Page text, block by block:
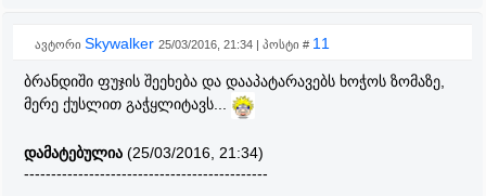
ავტორი Skywalker 25/03/2016, 21:34 | პოსტი # 11
ბრანდიში ფუჯის შეეხება და დააპატარავებს ხოჭოს ზომაზე,
მერე ქუსლით გაჭყლიტავს...
დამატებულია (25/03/2016, 21:34)
---------------------------------------------